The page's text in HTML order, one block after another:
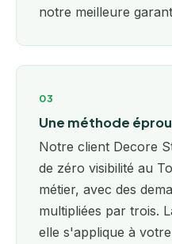
notre meilleure
03
Une méthode
Notre client Decore
de zéro visibilité au
métier, avec des
multipliées par trois.
elle s'applique à